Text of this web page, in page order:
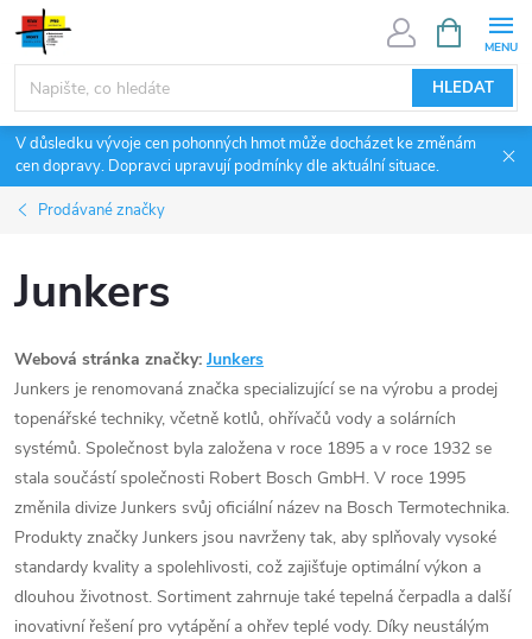
Přejít
obsah
HLEDAT
NÁKUPNÍ
KOŠÍK
V důsledku vývoje cen pohonných hmot může docházet ke změnám
cen dopravy. Dopravci upravují podmínky dle aktuální situace.
Prodávané značky
Junkers
Webová stránka značky: Junkers
Junkers je renomovaná značka specializující se na výrobu a prodej
topenářské techniky, včetně kotlů, ohřívačů vody a solárních
systémů. Společnost byla založena v roce 1895 a v roce 1932 se
stala součástí společnosti Robert Bosch GmbH. V roce 1995
změnila divize Junkers svůj oficiální název na Bosch Termotechnika.
Produkty značky Junkers jsou navrženy tak, aby splňovaly vysoké
standardy kvality a spolehlivosti, což zajišťuje optimální výkon a
dlouhou životnost. Sortiment zahrnuje také tepelná čerpadla a další
inovativní řešení pro vytápění a ohřev teplé vody. Díky neustálým